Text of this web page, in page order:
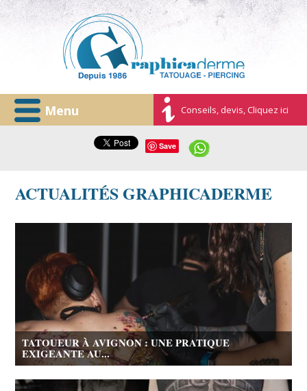
Menu Conseils, devis, Cliquez ici
Save
ACTUALITÉS GRAPHICADERME
TATOUEUR À AVIGNON : UNE PRATIQUE
EXIGEANTE AU...